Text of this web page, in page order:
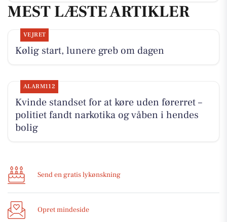
MEST LÆSTE ARTIKLER
VEJRET
Kølig start, lunere greb om dagen
ALARM112
Kvinde standset for at køre uden førerret –
politiet fandt narkotika og våben i hendes
bolig
Send en gratis lykønskning
Opret mindeside